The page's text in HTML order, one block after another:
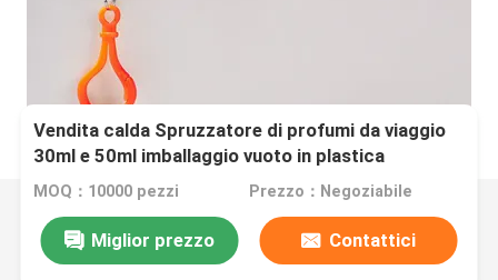
Vendita calda Spruzzatore di profumi da viaggio
30ml e 50ml imballaggio vuoto in plastica
personalizzato per profumi
MOQ：10000 pezzi Prezzo：Negoziabile
Miglior prezzo Contattici